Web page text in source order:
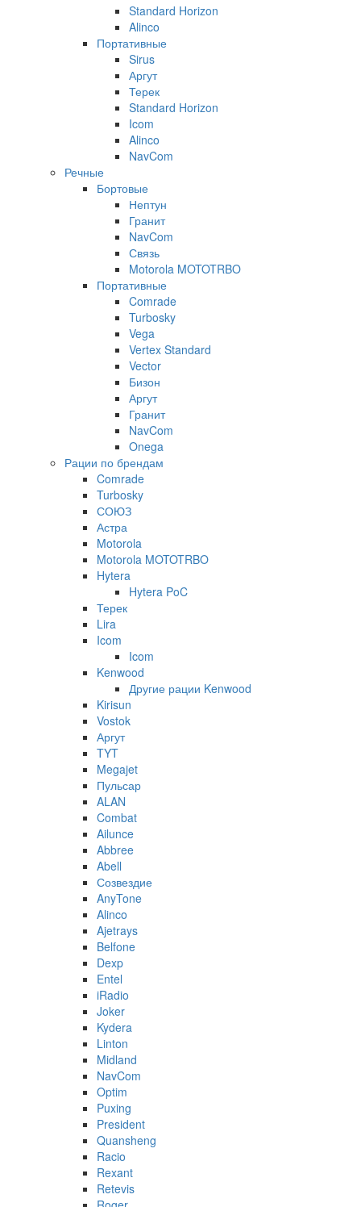
Standard Horizon
Alinco
Портативные
Sirus
Аргут
Терек
Standard Horizon
Icom
Alinco
NavCom
Речные
Бортовые
Нептун
Гранит
NavCom
Связь
Motorola MOTOTRBO
Портативные
Comrade
Turbosky
Vega
Vertex Standard
Vector
Бизон
Аргут
Гранит
NavCom
Onega
Рации по брендам
Comrade
Turbosky
СОЮЗ
Астра
Motorola
Motorola MOTOTRBO
Hytera
Hytera PoC
Терек
Lira
Icom
Icom
Kenwood
Другие рации Kenwood
Kirisun
Vostok
Аргут
TYT
Megajet
Пульсар
ALAN
Combat
Ailunce
Abbree
Abell
Созвездие
AnyTone
Alinco
Ajetrays
Belfone
Dexp
Entel
iRadio
Joker
Kydera
Linton
Midland
NavCom
Optim
Puxing
President
Quansheng
Racio
Rexant
Retevis